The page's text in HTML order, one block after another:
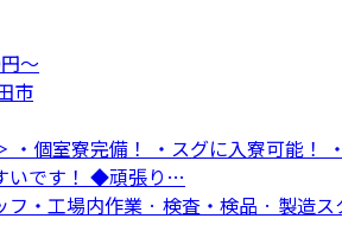
〜
市
・個室寮完備！ ・スグに入寮可能
いです！ ◆頑張り…
フ・工場内作業 · 検査・検品 · 製造ス